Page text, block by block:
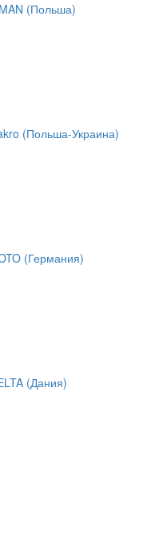
(Польша)
(Польша-Украина)
(Германия)
(Дания)